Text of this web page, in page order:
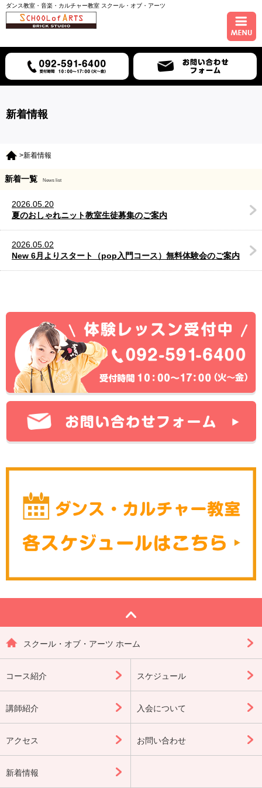
ダンス教室・音楽・カルチャー教室 スクール・オブ・アーツ
ホーム
コース紹介
新着情報
>新着情報
新着一覧 News list
2026.05.20
夏のおしゃれニット教室生徒募集のご案内
2026.05.02
New 6月よりスタート（pop入門コース）無料体験会のご案内
スクール・オブ・アーツ ホーム
コース紹介 スケジュール
講師紹介 入会について
アクセス お問い合わせ
新着情報